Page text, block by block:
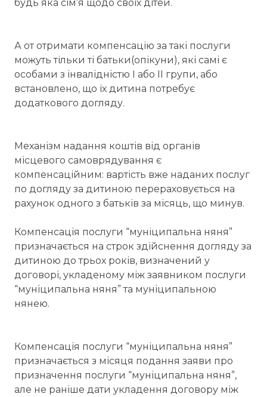
будь яка сім’я щодо своїх дітей.
А от отримати компенсацію за такі послуги
можуть тільки ті батьки(опікуни), які самі є
особами з інвалідністю І або ІІ групи, або
встановлено, що їх дитина потребує
додаткового догляду.
Механізм надання коштів від органів
місцевого самоврядування є
компенсаційним: вартість вже наданих послуг
по догляду за дитиною перераховується на
рахунок одного з батьків за місяць, що минув.
Компенсація послуги “муніципальна няня”
призначається на строк здійснення догляду за
дитиною до трьох років, визначений у
договорі, укладеному між заявником послуги
“муніципальна няня” та муніципальною
нянею.
Компенсація послуги “муніципальна няня”
призначається з місяця подання заяви про
призначення послуги “муніципальна няня”,
але не раніше дати укладення договору між